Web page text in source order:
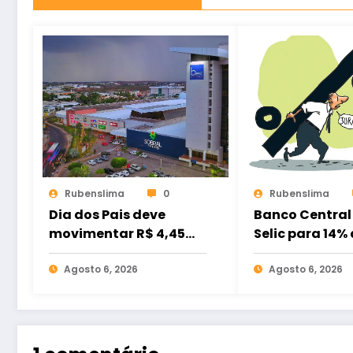
Rubenslima 0
Dia dos Pais deve
movimentar R$ 4,45
bilhões nos shoppings
do Brasil
Agosto 6, 2026
Rubenslima
Banco
Selic para
mas juros
muito altos
Agosto 6, 2026